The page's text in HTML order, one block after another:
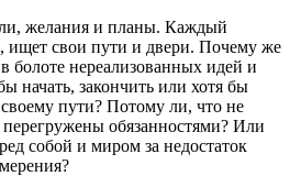
желания и планы. Каждый
ищет свои пути и двери. Почему же
болоте нереализованных идей и
начать, закончить или хотя бы
пути? Потому ли, что не
обязанностями? Или
собой и миром за недостаток